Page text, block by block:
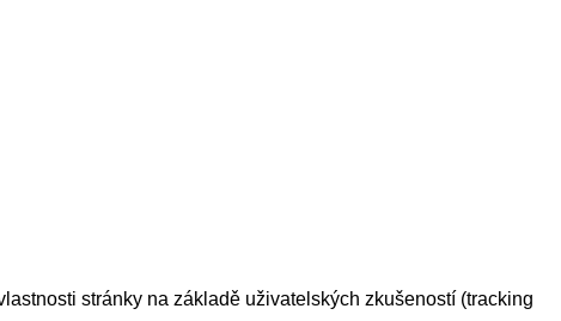
stránky na základě uživatelských zkušeností (tracking